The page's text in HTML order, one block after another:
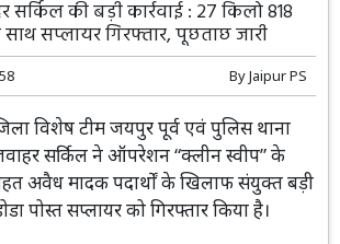
सर्किल की बड़ी कार्रवाई : 27 किलो 818
साथ सप्लायर गिरफ्तार, पूछताछ जारी
ByJaipur PS
विशेष टीम जयपुर पूर्व एवं पुलिस थाना
सर्किल ने ऑपरेशन “क्लीन स्वीप” के
अवैध मादक पदार्थों के खिलाफ संयुक्त बड़ी
पोस्त सप्लायर को गिरफ्तार किया है।